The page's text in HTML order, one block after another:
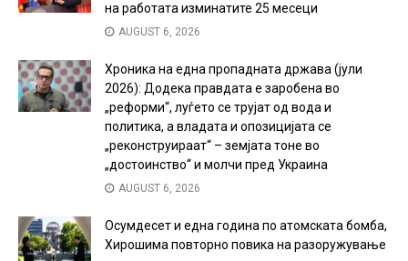
на работата изминатите 25 месеци
AUGUST 6, 2026
Хроника на една пропадната држава (јули
2026): Додека правдата е заробена во
„реформи“, луѓето се трујат од вода и
политика, а владата и опозицијата се
„реконструираат“ – земјата тоне во
„достоинство“ и молчи пред Украина
AUGUST 6, 2026
Осумдесет и една година по атомската бомба,
Хирошима повторно повика на разоружување